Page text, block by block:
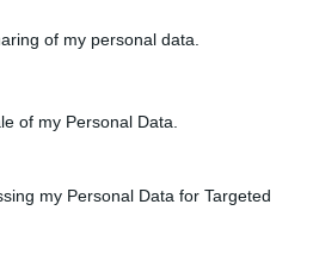
of my personal data.
of my Personal Data.
my Personal Data for Targeted
έργων παραμένουν στον «αέρα».
να δημιουργούν
με σοβαρές ενστάσεις από το
ωριμότητας και σχεδιασμού,
θέτοντας σε κίνδυνο τη